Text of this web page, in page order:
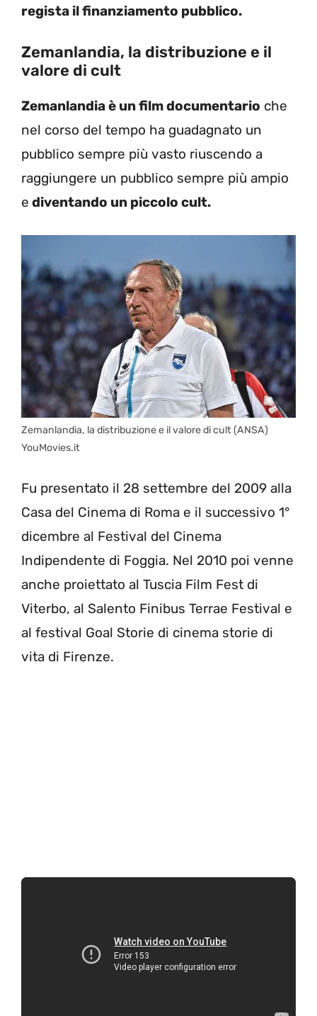
regista il finanziamento pubblico.
Zemanlandia, la distribuzione e il
valore di cult
Zemanlandia è un film documentario che
nel corso del tempo ha guadagnato un
pubblico sempre più vasto riuscendo a
raggiungere un pubblico sempre più ampio
e diventando un piccolo cult.
Zemanlandia, la distribuzione e il valore di cult (ANSA)
YouMovies.it
Fu presentato il 28 settembre del 2009 alla
Casa del Cinema di Roma e il successivo 1°
dicembre al Festival del Cinema
Indipendente di Foggia. Nel 2010 poi venne
anche proiettato al Tuscia Film Fest di
Viterbo, al Salento Finibus Terrae Festival e
al festival Goal Storie di cinema storie di
vita di Firenze.